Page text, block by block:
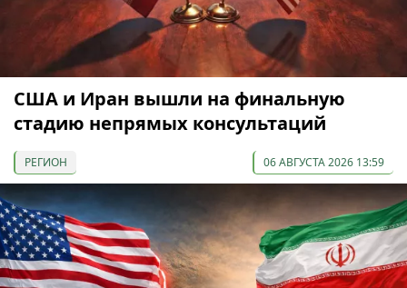
США и Иран вышли на финальную
стадию непрямых консультаций
РЕГИОН 06 АВГУСТА 2026 13:59